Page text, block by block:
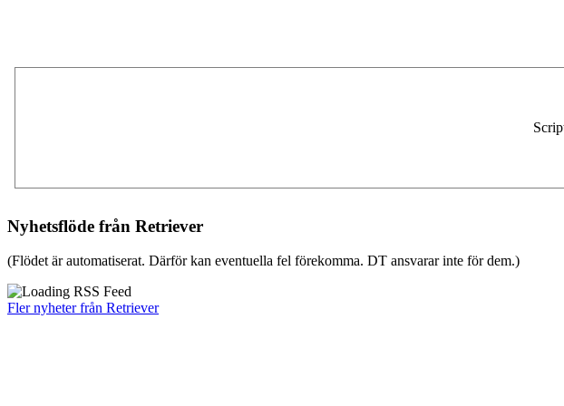
Nyhetsflöde från Retriever
(Flödet är automatiserat. Därför kan eventuella fel förekomma. DT ansvarar inte för dem.)
Fler nyheter från Retriever